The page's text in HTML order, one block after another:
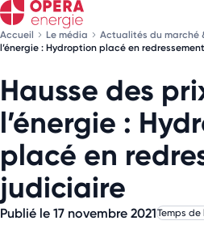
Accueil Le média Actualités du marché
l’énergie : Hydroption placé en
Hausse des
l’énergie :
placé en
judiciaire
Publié le 17 novembre 2021Temps de
Découvrez nos
Choisissez les newsletters qui